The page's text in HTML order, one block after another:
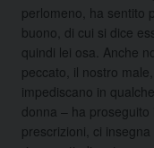
perlomeno, ha sentito
buono, di cui si dice
quindi lei osa. Anche
peccato, il nostro
impediscano in
donna – ha
prescrizioni, ci